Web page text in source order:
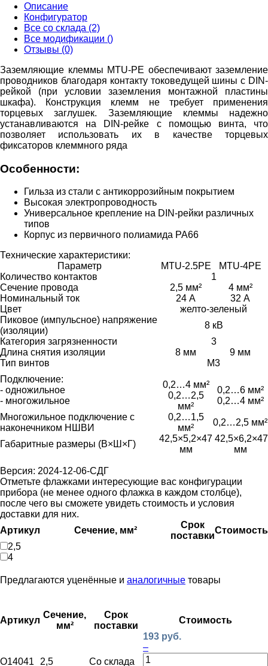
Описание
Конфигуратор
Все со склада (2)
Все модификации ()
Отзывы (0)
Заземляющие клеммы MTU-PE обеспечивают заземление
проводников благодаря контакту токоведущей шины с DIN-
рейкой (при условии заземления монтажной пластины
шкафа). Конструкция клемм не требует применения
торцевых заглушек. Заземляющие клеммы надежно
устанавливаются на DIN-рейке с помощью винта, что
позволяет использовать их в качестве торцевых
фиксаторов клеммного ряда
Особенности:
Гильза из стали с антикоррозийным покрытием
Высокая электропроводность
Универсальное крепление на DIN-рейки различных
типов
Корпус из первичного полиамида PA66
Технические характеристики:
Параметр
MTU-2.5PE
MTU-4PE
Количество контактов
1
Сечение провода
2,5 мм²
4 мм²
Номинальный ток
24 А
32 А
Цвет
желто-зеленый
Пиковое (импульсное) напряжение
(изоляции)
8 кВ
Категория загрязненности
3
Длина снятия изоляции
8 мм
9 мм
Тип винтов
M3
Подключение:
- одножильное
- многожильное
0,2…4 мм²
0,2…2,5
мм²
0,2…6 мм²
0,2…4 мм²
Многожильное подключение с
наконечником НШВИ
0,2…1,5
мм²
0,2…2,5 мм²
Габаритные размеры (В×Ш×Г)
42,5×5,2×47
мм
42,5×6,2×47
мм
Версия: 2024-12-06-СДГ
Отметьте флажками интересующие вас конфигурации
прибора (не менее одного флажка в каждом столбце),
после чего вы сможете увидеть стоимость и условия
доставки для них.
Артикул
Сечение, мм²
Срок
поставки
Стоимость
2,5
4
Предлагаются уценённые и аналогичные товары
Артикул
Сечение,
мм²
Срок
поставки
Стоимость
O14041 2,5 Со склада
193 руб.
–